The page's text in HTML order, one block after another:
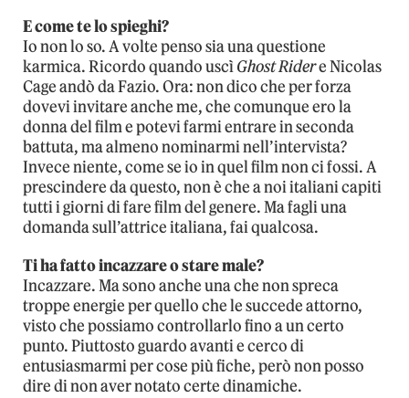
E come te lo spieghi?
Io non lo so. A volte penso sia una questione
karmica. Ricordo quando uscìGhost Ridere Nicolas
Cage andò da Fazio. Ora: non dico che per forza
dovevi invitare anche me, che comunque ero la
donna del film e potevi farmi entrare in seconda
battuta, ma almeno nominarmi nell’intervista?
Invece niente, come se io in quel film non ci fossi. A
prescindere da questo, non è che a noi italiani capiti
tutti i giorni di fare film del genere. Ma fagli una
domanda sull’attrice italiana, fai qualcosa.
Ti ha fatto incazzare o stare male?
Incazzare. Ma sono anche una che non spreca
troppe energie per quello che le succede attorno,
visto che possiamo controllarlo fino a un certo
punto. Piuttosto guardo avanti e cerco di
entusiasmarmi per cose più fiche, però non posso
dire di non aver notato certe dinamiche.